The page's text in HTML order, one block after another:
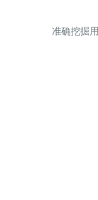
准确挖掘